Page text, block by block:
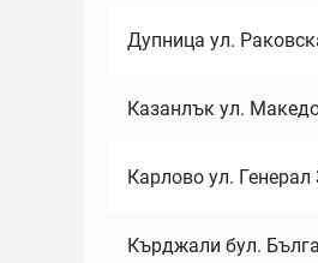
Дупница ул.
Казанлък ул.
Карлово ул.
Кърджали бул.